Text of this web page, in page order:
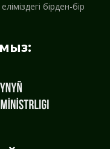
бірден-бір